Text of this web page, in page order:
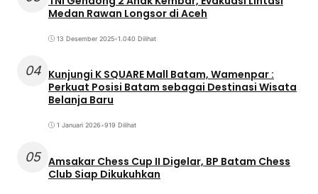
Medan Rawan Longsor di Aceh
13 Desember 2025•1.040 Dilihat
04 Kunjungi K SQUARE Mall Batam, Wamenpar :
Perkuat Posisi Batam sebagai Destinasi Wisata
Belanja Baru
1 Januari 2026•919 Dilihat
05 Amsakar Chess Cup II Digelar, BP Batam Chess
Club Siap Dikukuhkan